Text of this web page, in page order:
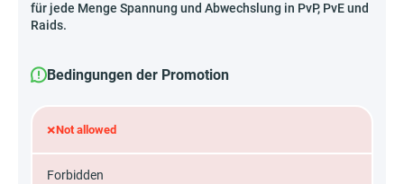
für jede Menge Spannung und Abwechslung in PvP, PvE und
Raids.
Bedingungen der Promotion
×Not allowed
Forbidden